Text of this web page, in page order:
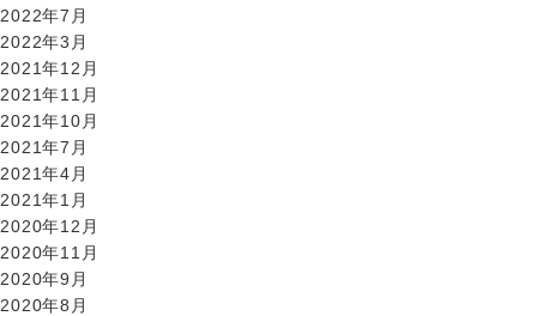
2022年7月
2022年3月
2021年12月
2021年11月
2021年10月
2021年7月
2021年4月
2021年1月
2020年12月
2020年11月
2020年9月
2020年8月